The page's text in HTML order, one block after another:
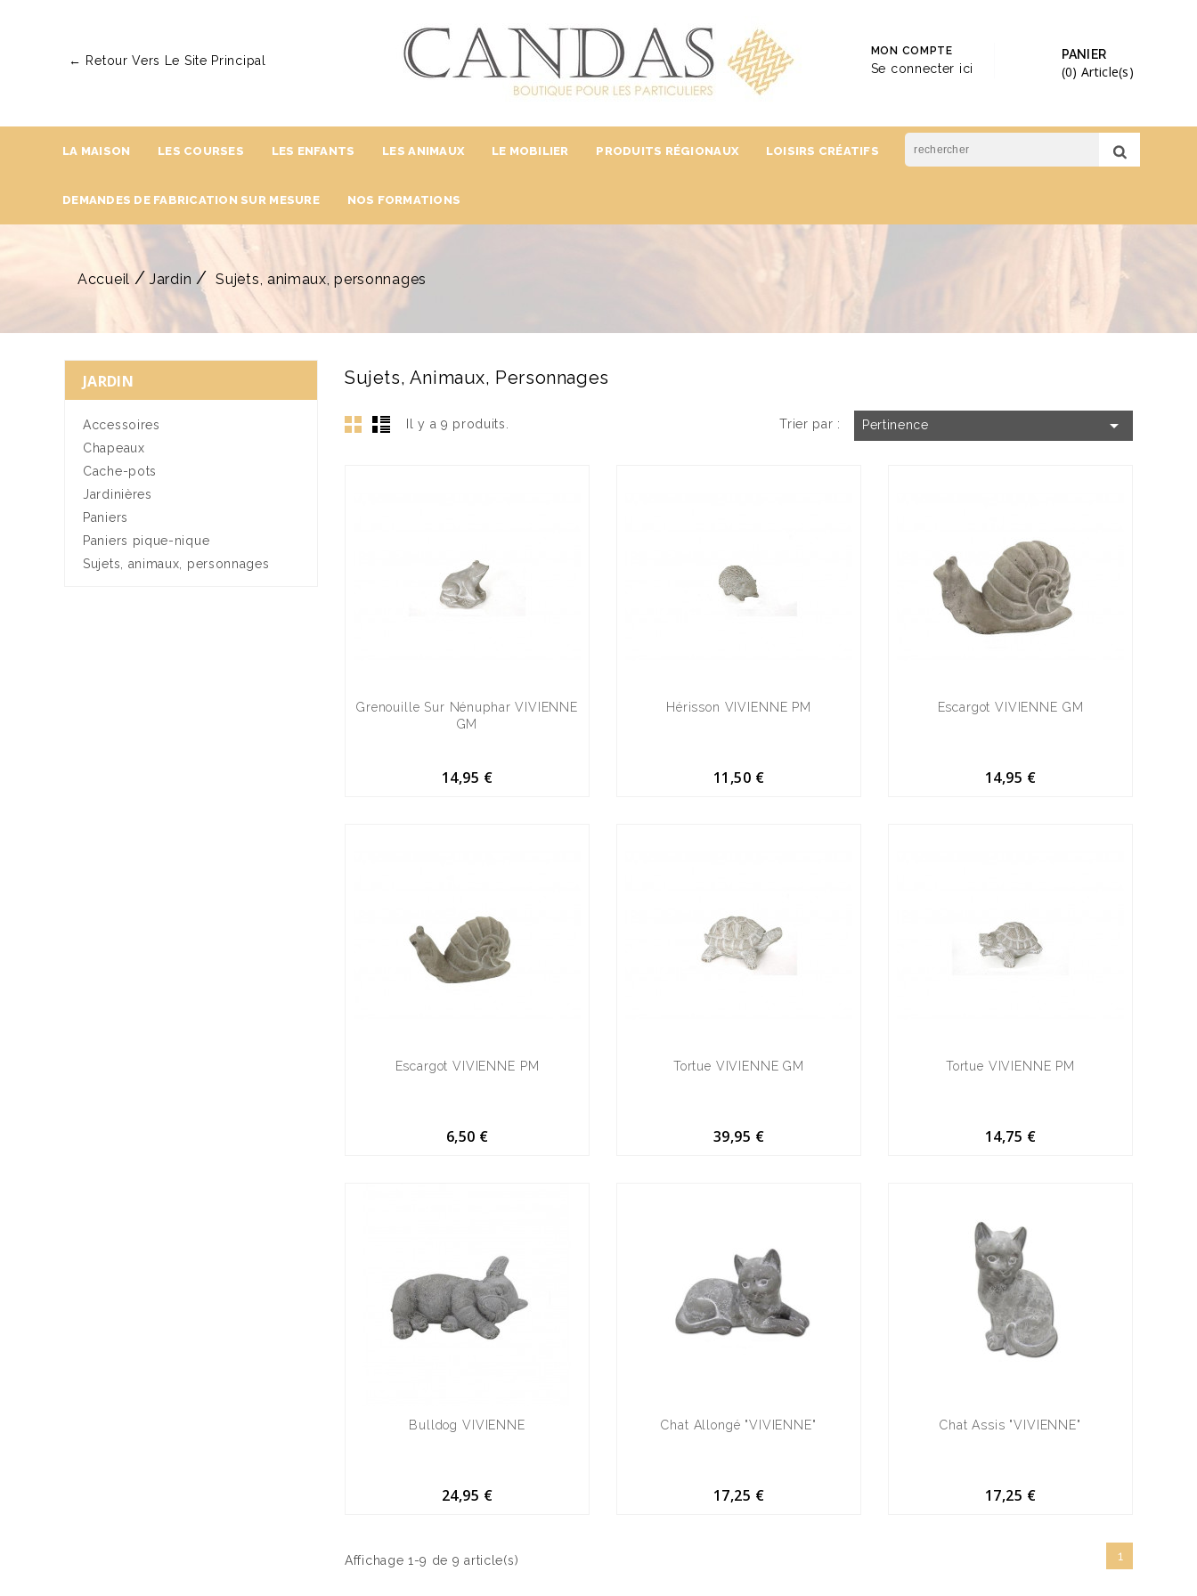
← Retour Vers Le Site Principal PANIER
(0) Article(s)
MON COMPTE
Se connecter ici
LA MAISON LES COURSES LES ENFANTS LES ANIMAUX LE MOBILIER PRODUITS RÉGIONAUX LOISIRS CRÉATIFS
DEMANDES DE FABRICATION SUR MESURE NOS FORMATIONS
Accueil Jardin Sujets, animaux, personnages
JARDIN
Accessoires
Chapeaux
Cache-pots
Jardinières
Paniers
Paniers pique-nique
Sujets, animaux, personnages
Sujets, Animaux, Personnages
Il y a 9 produits. Trier par : Pertinence 
Grenouille Sur Nénuphar VIVIENNE
GM
14,95 €
Hérisson VIVIENNE PM
11,50 €
Escargot VIVIENNE GM
14,95 €
Escargot VIVIENNE PM
6,50 €
Tortue VIVIENNE GM
39,95 €
Tortue VIVIENNE PM
14,75 €
Bulldog VIVIENNE
24,95 €
Chat Allongé "VIVIENNE"
17,25 €
Chat Assis "VIVIENNE"
17,25 €
Affichage 1-9 de 9 article(s) 1